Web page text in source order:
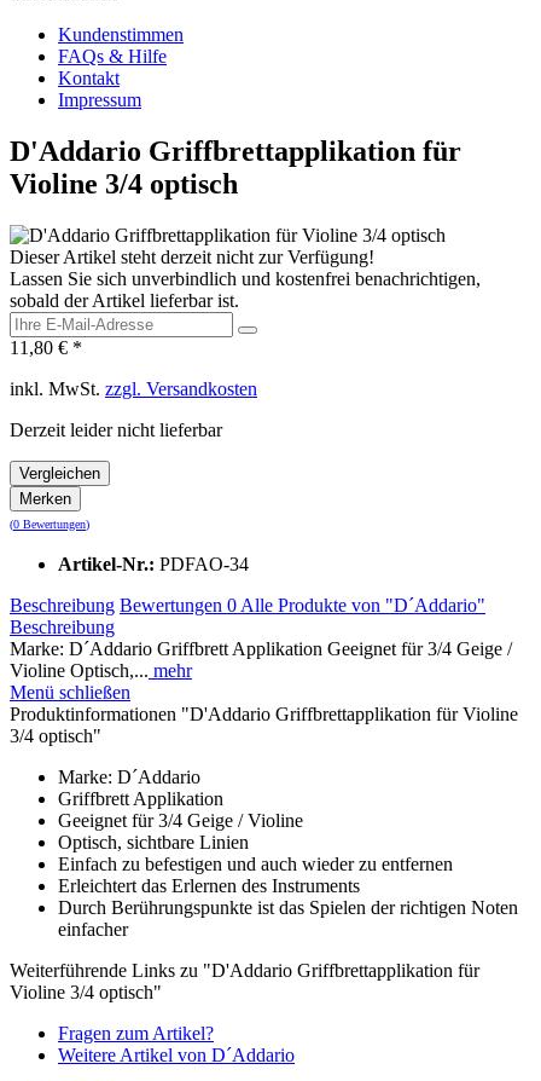
Kundenstimmen
FAQs & Hilfe
Kontakt
Impressum
D'Addario Griffbrettapplikation für
Violine 3/4 optisch
Dieser Artikel steht derzeit nicht zur Verfügung!
Lassen Sie sich unverbindlich und kostenfrei benachrichtigen,
sobald der Artikel lieferbar ist.
11,80 € *
inkl. MwSt. zzgl. Versandkosten
Derzeit leider nicht lieferbar
Vergleichen
Merken
(0 Bewertungen)
Artikel-Nr.: PDFAO-34
Beschreibung Bewertungen 0 Alle Produkte von "D´Addario"
Beschreibung
Marke: D´Addario Griffbrett Applikation Geeignet für 3/4 Geige /
Violine Optisch,... mehr
Menü schließen
Produktinformationen "D'Addario Griffbrettapplikation für Violine
3/4 optisch"
Marke: D´Addario
Griffbrett Applikation
Geeignet für 3/4 Geige / Violine
Optisch, sichtbare Linien
Einfach zu befestigen und auch wieder zu entfernen
Erleichtert das Erlernen des Instruments
Durch Berührungspunkte ist das Spielen der richtigen Noten
einfacher
Weiterführende Links zu "D'Addario Griffbrettapplikation für
Violine 3/4 optisch"
Fragen zum Artikel?
Weitere Artikel von D´Addario